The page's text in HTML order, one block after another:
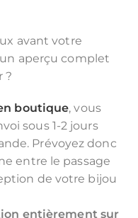
avant votre
aperçu complet
?
boutique, vous
sous 1-2 jours
Prévoyez donc
entre le passage
de votre bijou
entièrement sur